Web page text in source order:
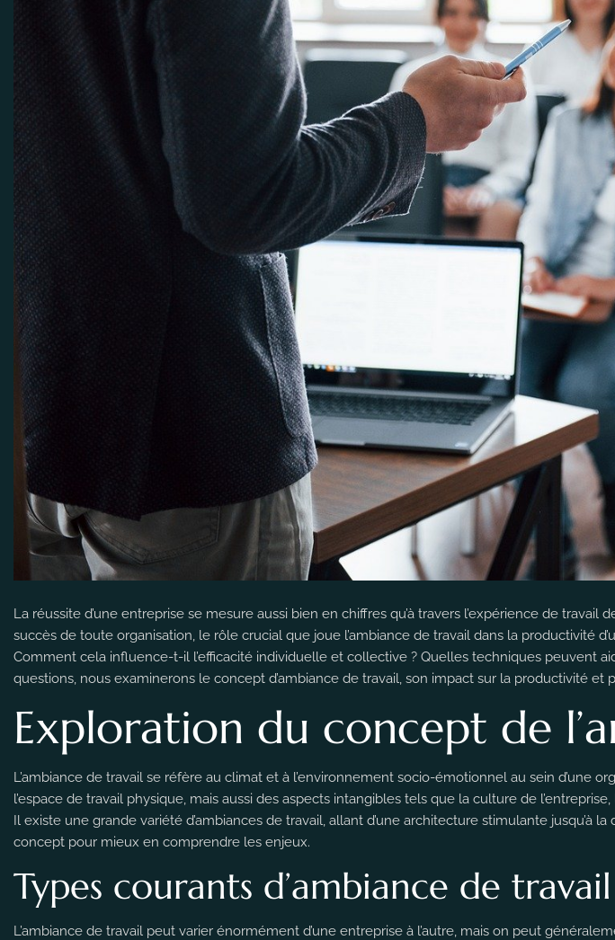
La réussite d’une entreprise se mesure aussi bien en chiffres qu’à travers l’expérience de
succès de toute organisation, le rôle crucial que joue l’ambiance de travail dans la productivité
Comment cela influence-t-il l’efficacité individuelle et collective ? Quelles techniques peuvent
questions, nous examinerons le concept d’ambiance de travail, son impact sur la productivité et
Exploration du concept de
L’ambiance de travail se réfère au climat et à l’environnement socio-émotionnel au sein d’une
l’espace de travail physique, mais aussi des aspects intangibles tels que la culture de
Il existe une grande variété d’ambiances de travail, allant d’une architecture stimulante jusqu’à
concept pour mieux en comprendre les enjeux.
Types courants d’ambiance de travail
L’ambiance de travail peut varier énormément d’une entreprise à l’autre, mais on peut